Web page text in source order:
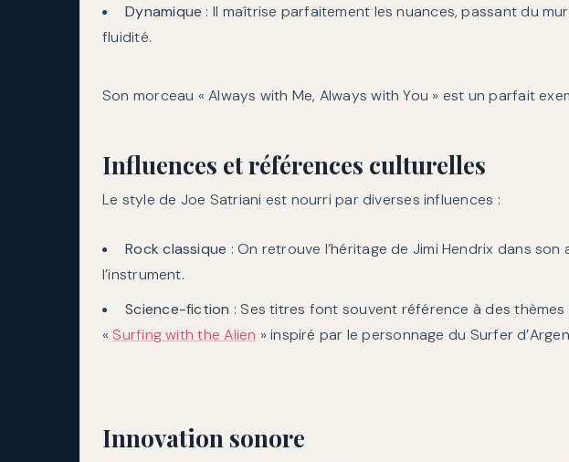
Dynamique : Il maîtrise parfaitement les nuances, passant du
fluidité.
Son morceau « Always with Me, Always with You » est un parfait
Influences et références culturelles
Le style de Joe Satriani est nourri par diverses influences :
Rock classique : On retrouve l’héritage de Jimi Hendrix dans
l’instrument.
Science-fiction : Ses titres font souvent référence à des
« Surfing with the Alien » inspiré par le personnage du Surfer
Innovation sonore